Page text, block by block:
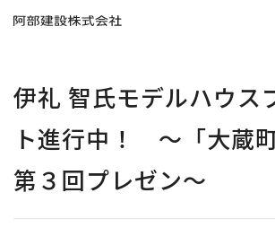
伊礼 智氏モデルハウス
ト進行中！ ～「大蔵
第３回プレゼン～